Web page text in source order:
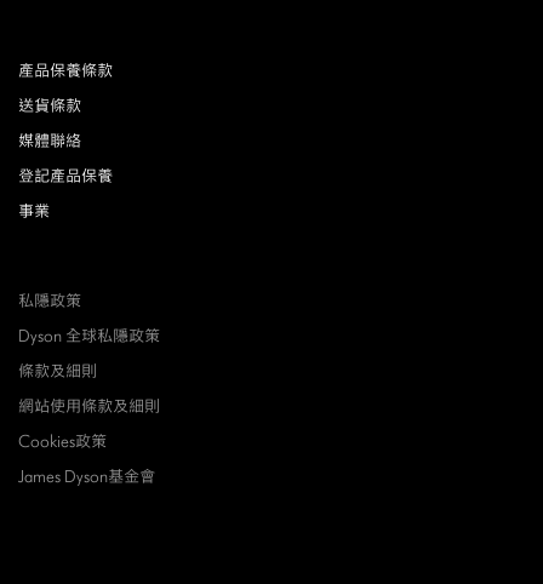
產品保養條款
送貨條款
媒體聯絡
登記產品保養
事業
私隱政策
Dyson 全球私隱政策
條款及細則
網站使用條款及細則
Cookies政策
James Dyson基金會